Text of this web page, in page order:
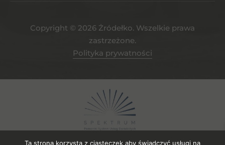
Copyright © 2026 Żródełko. Wszelkie prawa
zastrzeżone.
Polityka prywatności
Ta strona korzysta z ciasteczek aby świadczyć usługi na